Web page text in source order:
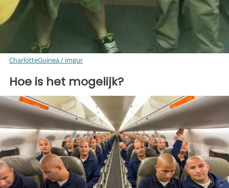
CharlotteGuinea / imgur
Hoe is het mogelijk?